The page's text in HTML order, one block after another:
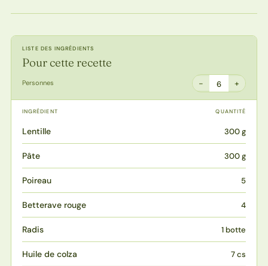
LISTE DES INGRÉDIENTS
Pour cette recette
Personnes − 6 +
INGRÉDIENT QUANTITÉ
Lentille 300 g
Pâte 300 g
Poireau 5
Betterave rouge 4
Radis 1 botte
Huile de colza 7 cs